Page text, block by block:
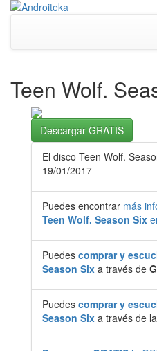
Teen Wolf.
Descargar GRATIS
El disco Teen Wolf.
19/01/2017
Puedes encontrar más
Teen Wolf. Season Six
Puedes comprar y
Season Six a través de
Puedes comprar y
Season Six a través de